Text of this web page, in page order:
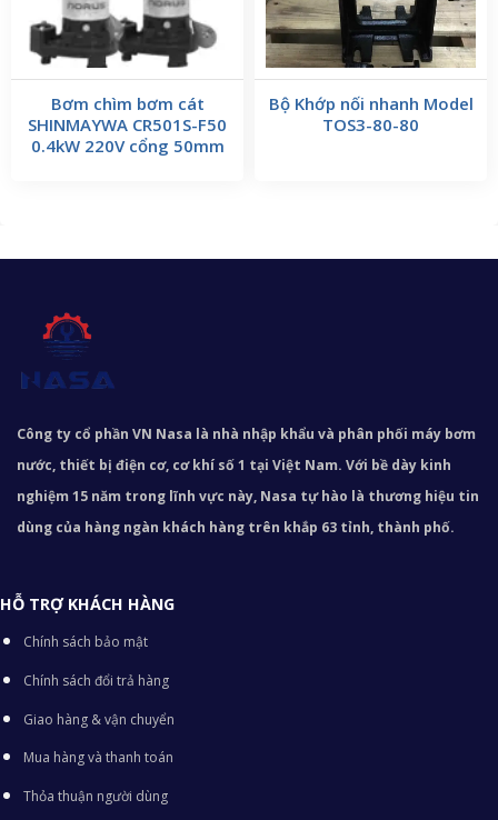
Bơm chìm bơm cát
SHINMAYWA CR501S-F50
0.4kW 220V cổng 50mm
Bộ Khớp nối nhanh Model
TOS3-80-80
Công ty cổ phần VN Nasa là nhà nhập khẩu và phân phối máy bơm
nước, thiết bị điện cơ, cơ khí số 1 tại Việt Nam. Với bề dày kinh
nghiệm 15 năm trong lĩnh vực này, Nasa tự hào là thương hiệu tin
dùng của hàng ngàn khách hàng trên khắp 63 tỉnh, thành phố.
HỖ TRỢ KHÁCH HÀNG
Chính sách bảo mật
Chính sách đổi trả hàng
Giao hàng & vận chuyển
Mua hàng và thanh toán
Thỏa thuận người dùng